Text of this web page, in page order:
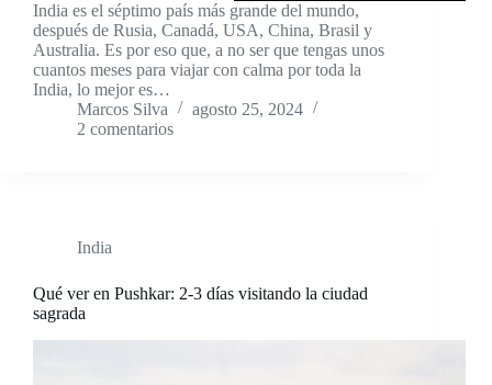
India es el séptimo país más grande del mundo,
después de Rusia, Canadá, USA, China, Brasil y
Australia. Es por eso que, a no ser que tengas unos
cuantos meses para viajar con calma por toda la
India, lo mejor es…
Marcos Silva
agosto 25, 2024
2 comentarios
India
Qué ver en Pushkar: 2-3 días visitando la ciudad
sagrada